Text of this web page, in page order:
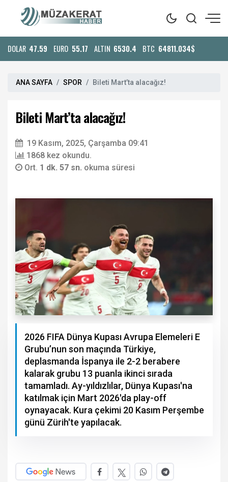
DOLAR 47.59 EURO 55.17 ALTIN 6530.4 BTC 64811.034$
ANA SAYFA SPOR Bileti Mart’ta alacağız!
Bileti Mart’ta alacağız!
19 Kasım, 2025, Çarşamba 09:41
1868 kez okundu.
Ort. 1 dk. 57 sn. okuma süresi
2026 FIFA Dünya Kupası Avrupa Elemeleri E
Grubu’nun son maçında Türkiye,
deplasmanda İspanya ile 2-2 berabere
kalarak grubu 13 puanla ikinci sırada
tamamladı. Ay-yıldızlılar, Dünya Kupası'na
katılmak için Mart 2026'da play-off
oynayacak. Kura çekimi 20 Kasım Perşembe
günü Zürih'te yapılacak.